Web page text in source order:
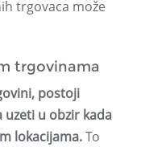
trgovaca može
trgovinama
postoji
u obzir kada
lokacijama.To